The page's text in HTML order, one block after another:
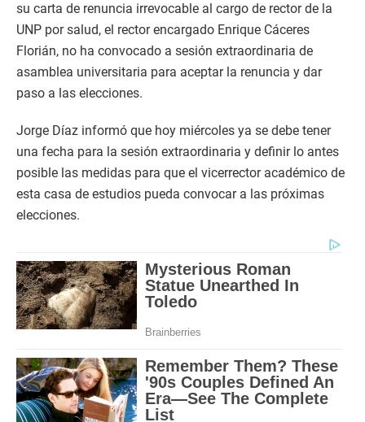
su carta de renuncia irrevocable al cargo de rector de la
UNP por salud, el rector encargado Enrique Cáceres
Florián, no ha convocado a sesión extraordinaria de
asamblea universitaria para aceptar la renuncia y dar
paso a las elecciones.
Jorge Díaz informó que hoy miércoles ya se debe tener
una fecha para la sesión extraordinaria y definir lo antes
posible las medidas para que el vicerrector académico de
esta casa de estudios pueda convocar a las próximas
elecciones.